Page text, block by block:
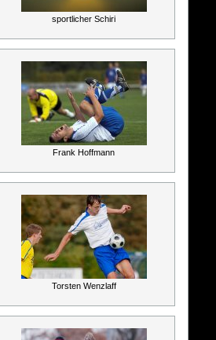
sportlicher Schiri
Frank Hoffmann
Torsten Wenzlaff